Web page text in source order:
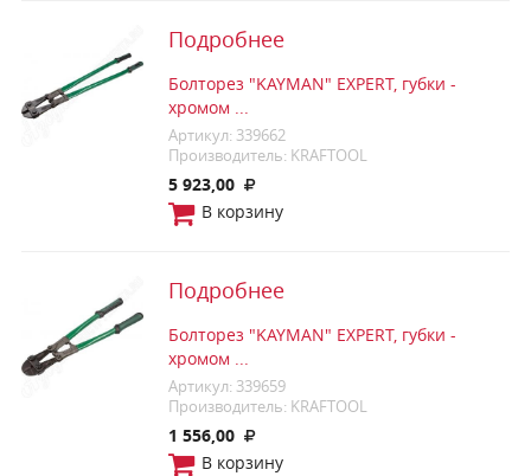
Подробнее
Болторез "KAYMAN" EXPERT, губки -
хромом ...
Артикул: 339662
Производитель: KRAFTOOL
5 923,00
В корзину
Подробнее
Болторез "KAYMAN" EXPERT, губки -
хромом ...
Артикул: 339659
Производитель: KRAFTOOL
1 556,00
В корзину